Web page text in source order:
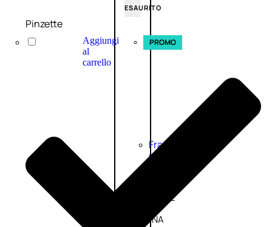
ESAURITO
Aggiungi
al
carrello
PROMO
Fragranze
Nature
L’OCCITANE
VERBENA
Pinzette